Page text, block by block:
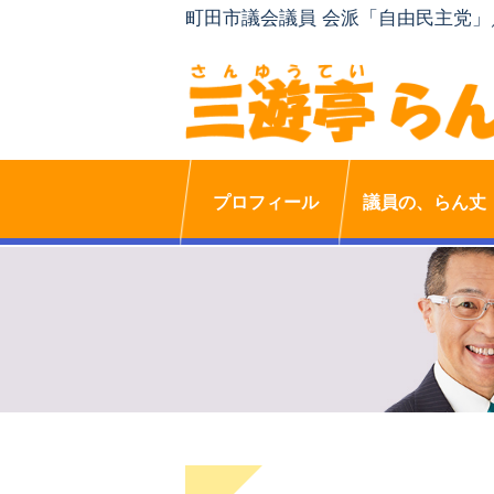
町田市議会議員 会派「自由民主党
プロフィール 議員の、らん丈